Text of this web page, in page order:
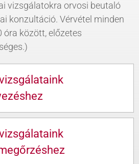
vizsgálatokra orvosi beutaló
konzultáció. Vérvétel minden
óra között, előzetes